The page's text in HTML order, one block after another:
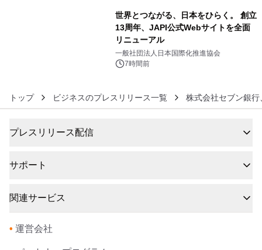
世界とつながる、日本をひらく。 創立
13周年、JAPI公式Webサイトを全面
リニューアル
一般社団法人日本国際化推進協会
7時間前
トップ ビジネスのプレスリリース一覧 株式会社セブン銀
プレスリリース配信
サポート
関連サービス
• 運営会社